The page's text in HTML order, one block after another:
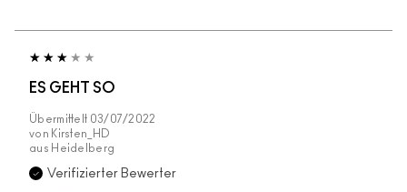
ES GEHT SO
Übermittelt 03/07/2022
von Kirsten_HD
aus Heidelberg
Verifizierter Bewerter